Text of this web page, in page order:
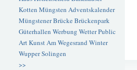
Kotten Müngsten Adventskalender
Müngstener BrückeBrückenpark
Güterhallen Werbung WetterPublic
ArtKunstAm Wegesrand Winter
WupperSolingen
>>